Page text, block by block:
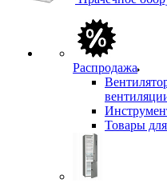
Распродажа
Товары